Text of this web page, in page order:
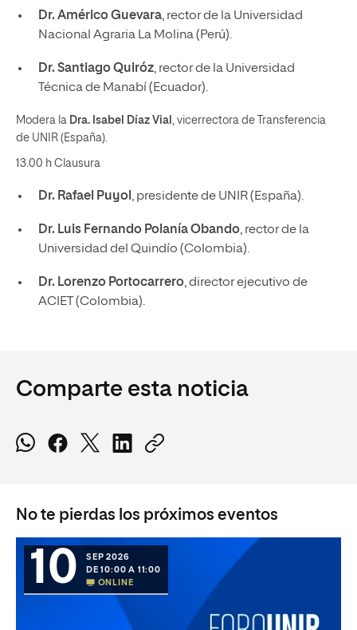
Dr. Américo Guevara, rector de la Universidad
Nacional Agraria La Molina (Perú).
Dr. Santiago Quiróz, rector de la Universidad
Técnica de Manabí (Ecuador).
Modera la Dra. Isabel Díaz Vial
, vicerrectora de Transferencia
de UNIR (España).
13.00 h Clausura
Dr. Rafael Puyol , presidente de UNIR (España).
Dr. Luis Fernando Polanía Obando, rector de la
Universidad del Quindío (Colombia).
Dr. Lorenzo Portocarrero, director ejecutivo de
ACIET (Colombia).
Comparte esta noticia
No te pierdas los próximos eventos
10
SEP 2026
DE 10:00 A 11:00
ONLINE